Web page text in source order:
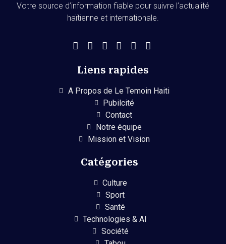
Votre source d’information fiable pour suivre l’actualité
haïtienne et internationale.
Liens rapides
A Propos de Le Temoin Haiti
Pubilcité
Contact
Notre équipe
Mission et Vision
Catégories
Culture
Sport
Santé
Technologies & AI
Société